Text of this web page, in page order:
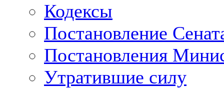
Кодексы
Постановление
Постановления
Утратившие силу